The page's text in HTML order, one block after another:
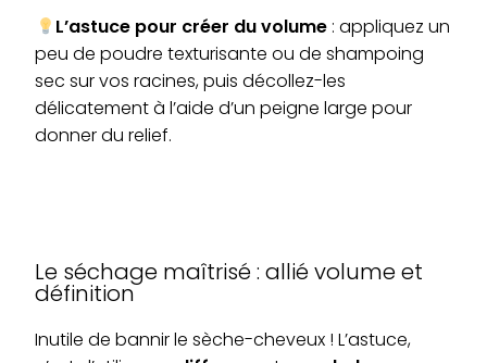
L’astuce pour créer du volume: appliquez un
peu de poudre texturisante ou de shampoing
sec sur vos racines, puis décollez-les
délicatement à l’aide d’un peigne large pour
donner du relief.
Le séchage maîtrisé : allié volume et
définition
Inutile de bannir le sèche-cheveux ! L’astuce,